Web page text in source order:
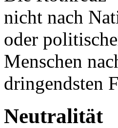
nicht nach
oder
Menschen
dringendsten
Neutralität